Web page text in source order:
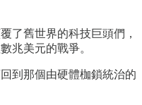
了舊世界的科技巨頭們，
兆美元的戰爭。
到那個由硬體枷鎖統治的